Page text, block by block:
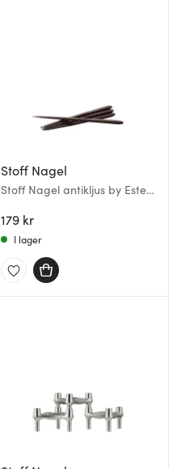
Stoff Nagel
Stoff Nagel antikljus by Ester
179 kr
I lager